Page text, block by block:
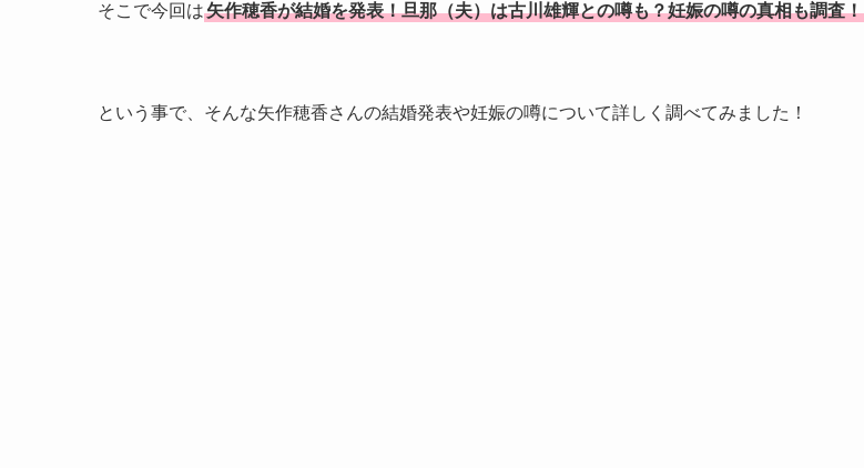
そこで今回は矢作穂香が結婚を発表！旦那（夫）は古川雄輝との噂も？妊娠の噂の真相も調査！
という事で、そんな矢作穂香さんの結婚発表や妊娠の噂について詳しく調べてみました！